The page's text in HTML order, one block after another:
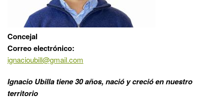
Concejal
Correo electrónico:
ignacioubill@gmail.com
Ignacio Ubilla tiene 30 años, nació y creció en nuestro
territorio